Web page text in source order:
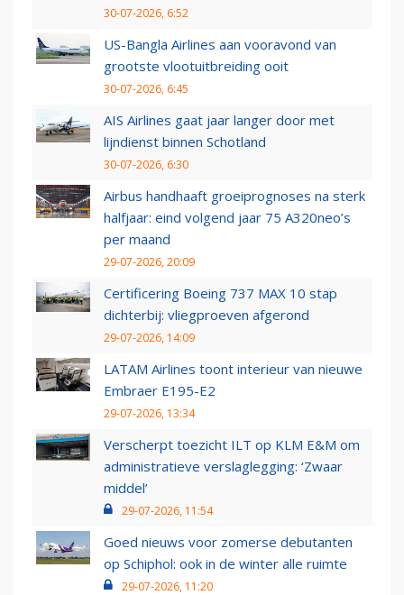
30-07-2026, 6:52
US-Bangla Airlines aan vooravond van
grootste vlootuitbreiding ooit
30-07-2026, 6:45
AIS Airlines gaat jaar langer door met
lijndienst binnen Schotland
30-07-2026, 6:30
Airbus handhaaft groeiprognoses na sterk
halfjaar: eind volgend jaar 75 A320neo’s
per maand
29-07-2026, 20:09
Certificering Boeing 737 MAX 10 stap
dichterbij: vliegproeven afgerond
29-07-2026, 14:09
LATAM Airlines toont interieur van nieuwe
Embraer E195-E2
29-07-2026, 13:34
Verscherpt toezicht ILT op KLM E&M om
administratieve verslaglegging: ‘Zwaar
middel’
29-07-2026, 11:54
Goed nieuws voor zomerse debutanten
op Schiphol: ook in de winter alle ruimte
29-07-2026, 11:20